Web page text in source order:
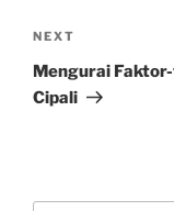
Next
Post
NEXT
Mengurai
Cipali